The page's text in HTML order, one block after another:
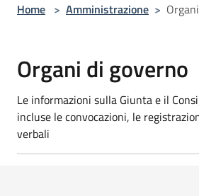
Home > Amministrazione >
Organi di governo
Le informazioni sulla Giunta e il
incluse le convocazioni, le
verbali